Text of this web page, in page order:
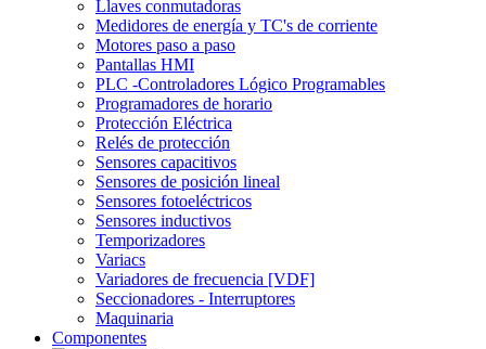
Llaves conmutadoras
Medidores de energía y TC's de corriente
Motores paso a paso
Pantallas HMI
PLC -Controladores Lógico Programables
Programadores de horario
Protección Eléctrica
Relés de protección
Sensores capacitivos
Sensores de posición lineal
Sensores fotoeléctricos
Sensores inductivos
Temporizadores
Variacs
Variadores de frecuencia [VDF]
Seccionadores - Interruptores
Maquinaria
Componentes